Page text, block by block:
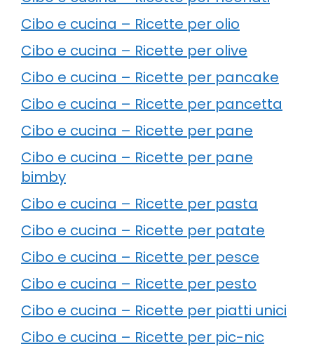
Cibo e cucina – Ricette per olio
Cibo e cucina – Ricette per olive
Cibo e cucina – Ricette per pancake
Cibo e cucina – Ricette per pancetta
Cibo e cucina – Ricette per pane
Cibo e cucina – Ricette per pane
bimby
Cibo e cucina – Ricette per pasta
Cibo e cucina – Ricette per patate
Cibo e cucina – Ricette per pesce
Cibo e cucina – Ricette per pesto
Cibo e cucina – Ricette per piatti unici
Cibo e cucina – Ricette per pic-nic